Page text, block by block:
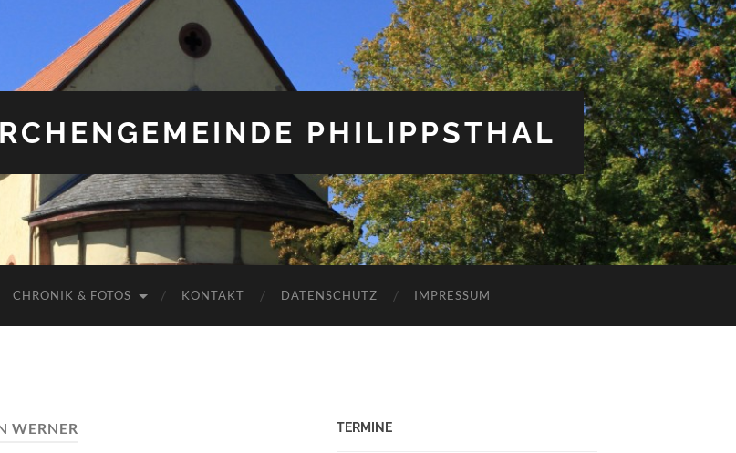
PHILIPPSTHAL
CHRONIK & FOTOS KONTAKT DATENSCHUTZ IMPRESSUM
WERNER TERMINE